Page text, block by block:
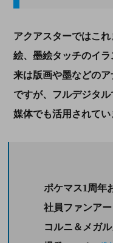
アクアスターではこ
絵、墨絵タッチのイ
来は版画や墨などの
ですが、フルデジタ
媒体でも活用されてい
ポケマス1周年
社員ファンア
コルニ＆メガ